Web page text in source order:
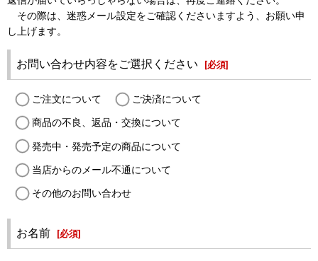
その際は、迷惑メール設定をご確認くださいますよう、お願い申
し上げます。
お問い合わせ内容をご選択ください [必須]
ご注文について ご決済について
商品の不良、返品・交換について
発売中・発売予定の商品について
当店からのメール不通について
その他のお問い合わせ
お名前 [必須]